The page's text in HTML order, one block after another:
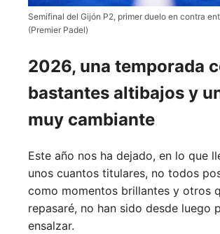
Semifinal del Gijón P2, primer duelo en contra
(Premier Padel)
2026, una temporada
bastantes altibajos y
muy cambiante
Este año nos ha dejado, en lo que
unos cuantos titulares, no todos
como momentos brillantes y otros
repasaré, no han sido desde luego
ensalzar.